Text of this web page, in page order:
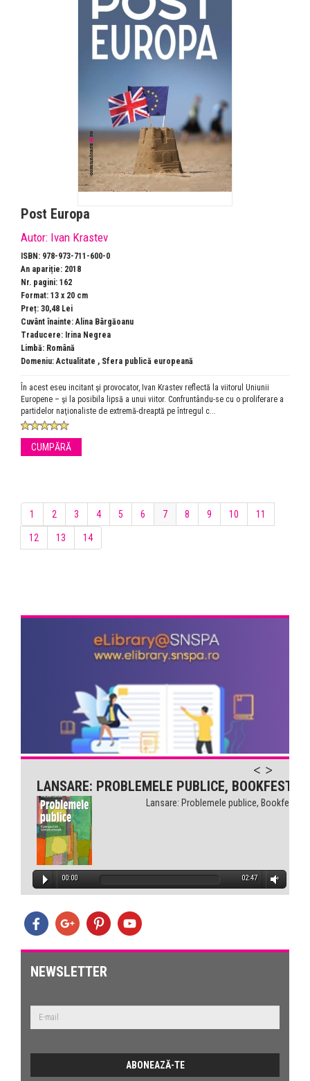
Post Europa
Autor: Ivan Krastev
ISBN: 978-973-711-600-0
An apariție: 2018
Nr. pagini: 162
Format: 13 x 20 cm
Preț: 30,48 Lei
Cuvânt înainte: Alina Bârgăoanu
Traducere: Irina Negrea
Limbă: Română
Domeniu:Actualitate , Sfera publică europeană
În acest eseu incitant şi provocator, Ivan Krastev reflectă la viitorul Uniunii
Europene – şi la posibila lipsă a unui viitor. Confruntându-se cu o proliferare a
partidelor naţionaliste de extremă-dreaptă pe întregul c...
CUMPĂRĂ
1 2 3 4 5 6 7 8 9 10 11
12 13 14
LANSARE: PROBLEMELE PUBLICE, BOOKFEST
Lansare: Problemele publice, Bookfest
00:00 02:47
NEWSLETTER